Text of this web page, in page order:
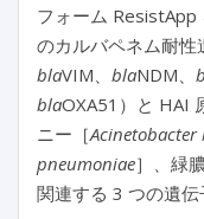
フォーム ResistApp
のカルバペネム耐性
blaVIM、 blaNDM、
blaOXA51）と HAI
ニー［
pneumoniae］、緑
関連する 3 つの遺伝